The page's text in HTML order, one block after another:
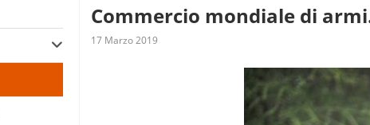
Commercio mondiale di
17 Marzo 2019